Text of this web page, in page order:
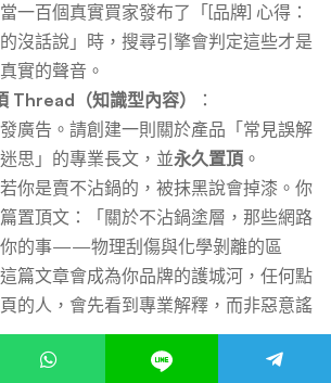
當一百個真實買家發布了「[品牌] 心得：
沒話說」時，搜尋引擎會判定這些才是
實的聲音。
Thread（知識型內容）
：
廣告。請創建一則關於產品「常見誤解
思」的專業長文，並永久置頂 。
若你是賣不沾鍋的，被抹黑說會掉漆。你
置頂文：「關於不沾鍋塗層，那些網路
的事——物理刮傷與化學剝離的區
篇文章會成為你品牌的護城河，任何點
的人，會先看到專業解釋，而非惡意謠